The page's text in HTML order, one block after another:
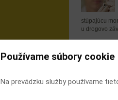
stúpajúcu
u drogovo
13
Používame súbory cookie
Na prevádzku služby používame